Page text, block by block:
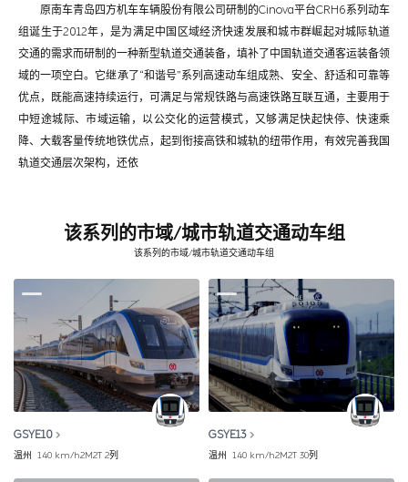
原南车青岛四方机车车辆股份有限公司研制的Cinova平台CRH6系列动车
组诞生于2012年，是为满足中国区域经济快速发展和城市群崛起对城际轨道
交通的需求而研制的一种新型轨道交通装备，填补了中国轨道交通客运装备领
域的一项空白。它继承了“和谐号”系列高速动车组成熟、安全、舒适和可靠等
优点，既能高速持续运行，可满足与常规铁路与高速铁路互联互通，主要用于
中短途城际、市域运输，以公交化的运营模式，又够满足快起快停、快速乘
降、大载客量传统地铁优点，起到衔接高铁和城轨的纽带作用，有效完善我国
轨道交通层次架构，还依
该系列的市域/城市轨道交通动车组
该系列的市域/城市轨道交通动车组
GSYE10
温州 140 km/h2M2T 2列
GSYE13
温州 140 km/h2M2T 30列